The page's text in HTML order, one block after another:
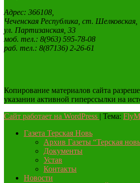
Адрес: 366108,
Чеченская Республика, ст. Шелковская,
ул. Партизанская, 33
моб. тел.: 8(963) 595-78-08
раб. тел.: 8(87136) 2-26-61
Копирование материалов сайта
указании активной гиперссылки на
Сайт работает на WordPress | Тема:
Газета Терская Новь
Архив Газеты “Терская
Документы
Устав
Контакты
Новости